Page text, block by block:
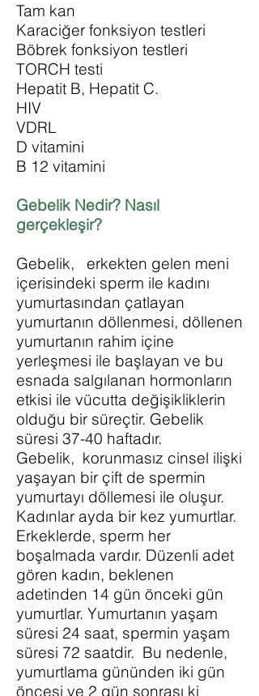
Tam kan
Karaciğer fonksiyon testleri
Böbrek fonksiyon testleri
TORCH testi
Hepatit B, Hepatit C.
HIV
VDRL
D vitamini
B 12 vitamini
Gebelik Nedir? Nasıl
gerçekleşir?
Gebelik, erkekten gelen meni
içerisindeki sperm ile kadını
yumurtasından çatlayan
yumurtanın döllenmesi, döllenen
yumurtanın rahim içine
yerleşmesi ile başlayan ve bu
esnada salgılanan hormonların
etkisi ile vücutta değişikliklerin
olduğu bir süreçtir. Gebelik
süresi 37-40 haftadır.
Gebelik, korunmasız cinsel ilişki
yaşayan bir çift de spermin
yumurtayı döllemesi ile oluşur.
Kadınlar ayda bir kez yumurtlar.
Erkeklerde, sperm her
boşalmada vardır. Düzenli adet
gören kadın, beklenen
adetinden 14 gün önceki gün
yumurtlar. Yumurtanın yaşam
süresi 24 saat, spermin yaşam
süresi 72 saatdir. Bu nedenle,
yumurtlama gününden iki gün
öncesi ve 2 gün sonrası ki